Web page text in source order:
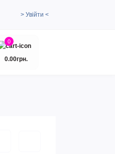
> Увійти <
0
0.00грн.